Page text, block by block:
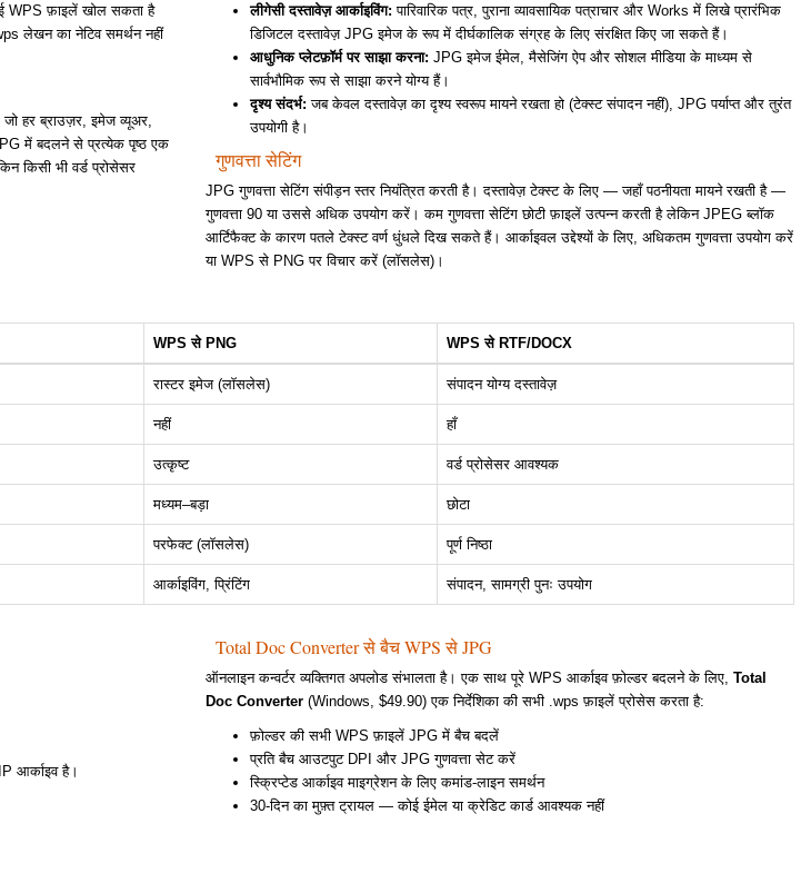
WPS फ़ाइलें खोल सकता है
लेखन का नेटिव समर्थन नहीं
हर ब्राउज़र, इमेज व्यूअर,
में बदलने से प्रत्येक पृष्ठ एक
किसी भी वर्ड प्रोसेसर
लीगेसी दस्तावेज़ आर्काइविंग: पारिवारिक पत्र, पुराना व्यावसायिक पत्राचार और Works में लिखे प्रारंभिक
डिजिटल दस्तावेज़ JPG इमेज के रूप में दीर्घकालिक संग्रह के लिए संरक्षित किए जा सकते हैं।
आधुनिक प्लेटफ़ॉर्म पर साझा करना: JPG इमेज ईमेल, मैसेजिंग ऐप और सोशल मीडिया के माध्यम से
सार्वभौमिक रूप से साझा करने योग्य हैं।
दृश्य संदर्भ: जब केवल दस्तावेज़ का दृश्य स्वरूप मायने रखता हो (टेक्स्ट संपादन नहीं), JPG पर्याप्त और तुरंत
उपयोगी है।
गुणवत्ता सेटिंग
JPG गुणवत्ता सेटिंग संपीड़न स्तर नियंत्रित करती है। दस्तावेज़ टेक्स्ट के लिए — जहाँ पठनीयता मायने रखती है —
गुणवत्ता 90 या उससे अधिक उपयोग करें। कम गुणवत्ता सेटिंग छोटी फ़ाइलें उत्पन्न करती है लेकिन JPEG ब्लॉक
आर्टिफैक्ट के कारण पतले टेक्स्ट वर्ण धुंधले दिख सकते हैं। आर्काइवल उद्देश्यों के लिए, अधिकतम गुणवत्ता उपयोग करें
या WPS से PNG पर विचार करें (लॉसलेस)।
WPS से PNG WPS से RTF/DOCX
रास्टर इमेज (लॉसलेस) संपादन योग्य दस्तावेज़
नहीं हाँ
उत्कृष्ट वर्ड प्रोसेसर आवश्यक
मध्यम–बड़ा छोटा
परफेक्ट (लॉसलेस) पूर्ण निष्ठा
आर्काइविंग, प्रिंटिंग संपादन, सामग्री पुनः उपयोग
आर्काइव है।
Total Doc Converter से बैच WPS से JPG
ऑनलाइन कन्वर्टर व्यक्तिगत अपलोड संभालता है। एक साथ पूरे WPS आर्काइव फ़ोल्डर बदलने के लिए, Total
Doc Converter (Windows, $49.90) एक निर्देशिका की सभी .wps फ़ाइलें प्रोसेस करता है:
फ़ोल्डर की सभी WPS फ़ाइलें JPG में बैच बदलें
प्रति बैच आउटपुट DPI और JPG गुणवत्ता सेट करें
स्क्रिप्टेड आर्काइव माइग्रेशन के लिए कमांड-लाइन समर्थन
30-दिन का मुफ़्त ट्रायल — कोई ईमेल या क्रेडिट कार्ड आवश्यक नहीं